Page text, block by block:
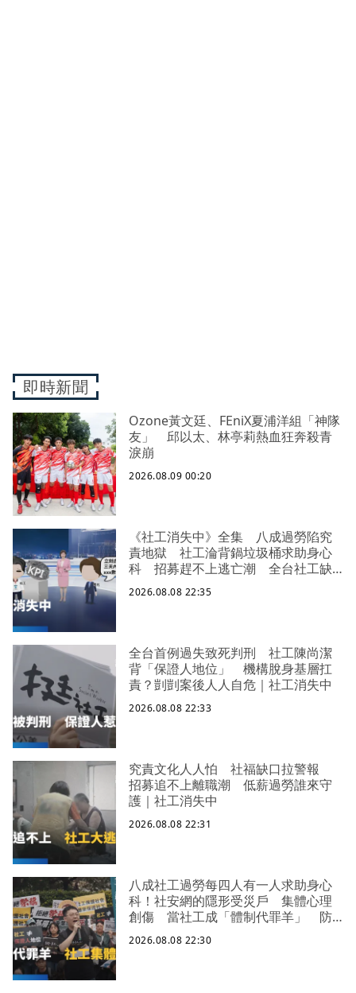
即時新聞
Ozone黃文廷、FEniX夏浦洋組「神隊
友」 邱以太、林亭莉熱血狂奔殺青
淚崩
2026.08.09 00:20
《社工消失中》全集 八成過勞陷究
責地獄 社工淪背鍋垃圾桶求助身心
科 招募趕不上逃亡潮 全台社工缺
口警報 揭薪資回捐黑幕 血汗錢遭
剝削
2026.08.08 22:35
全台首例過失致死判刑 社工陳尚潔
背「保證人地位」 機構脫身基層扛
責？剴剴案後人人自危｜社工消失中
2026.08.08 22:33
究責文化人人怕 社福缺口拉警報
招募追不上離職潮 低薪過勞誰來守
護｜社工消失中
2026.08.08 22:31
八成社工過勞每四人有一人求助身心
科！社安網的隱形受災戶 集體心理
創傷 當社工成「體制代罪羊」 防
禦性社工不敢多做無奈趨勢？耗竭殆
盡下的社安網危機｜社工消失中
2026.08.08 22:30